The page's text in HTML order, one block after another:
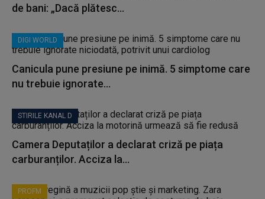
de bani: „Dacă plătesc...
DIGI WORLD
Canicula pune presiune pe inimă. 5 simptome care
nu trebuie ignorate...
STIRILE KANAL D
Camera Deputaților a declarat criză pe piața
carburanților. Acciza la...
PROFM